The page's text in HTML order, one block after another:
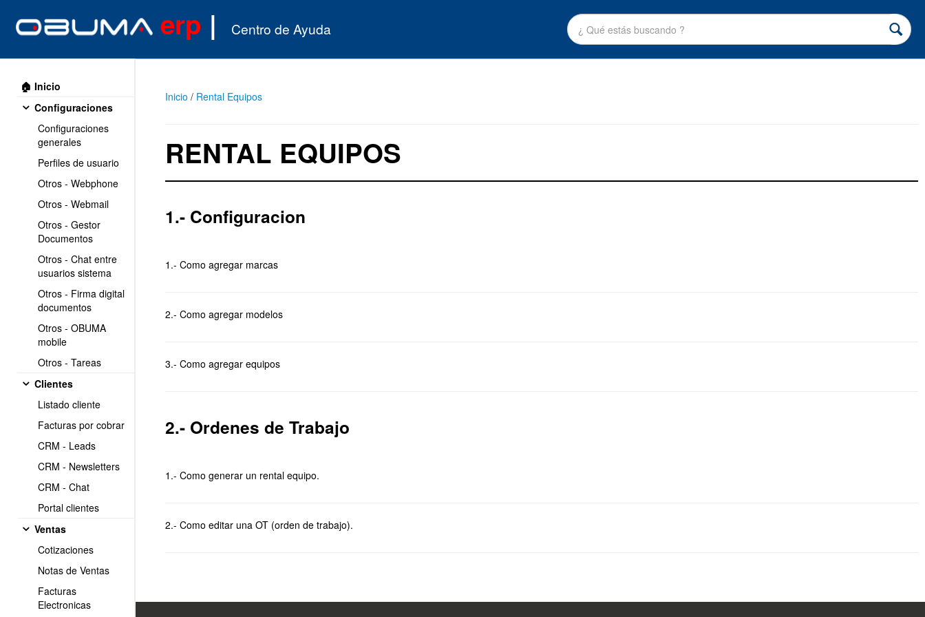
erp | Centro de Ayuda
🏠 Inicio
Configuraciones
Configuraciones
generales
Perfiles de usuario
Otros - Webphone
Otros - Webmail
Otros - Gestor
Documentos
Otros - Chat entre
usuarios sistema
Otros - Firma digital
documentos
Otros - OBUMA
mobile
Otros - Tareas
Clientes
Listado cliente
Facturas por cobrar
CRM - Leads
CRM - Newsletters
CRM - Chat
Portal clientes
Ventas
Cotizaciones
Notas de Ventas
Facturas
Electronicas
Inicio / Rental Equipos
RENTAL EQUIPOS
1.- Configuracion
1.- Como agregar marcas
2.- Como agregar modelos
3.- Como agregar equipos
2.- Ordenes de Trabajo
1.- Como generar un rental equipo.
2.- Como editar una OT (orden de trabajo).